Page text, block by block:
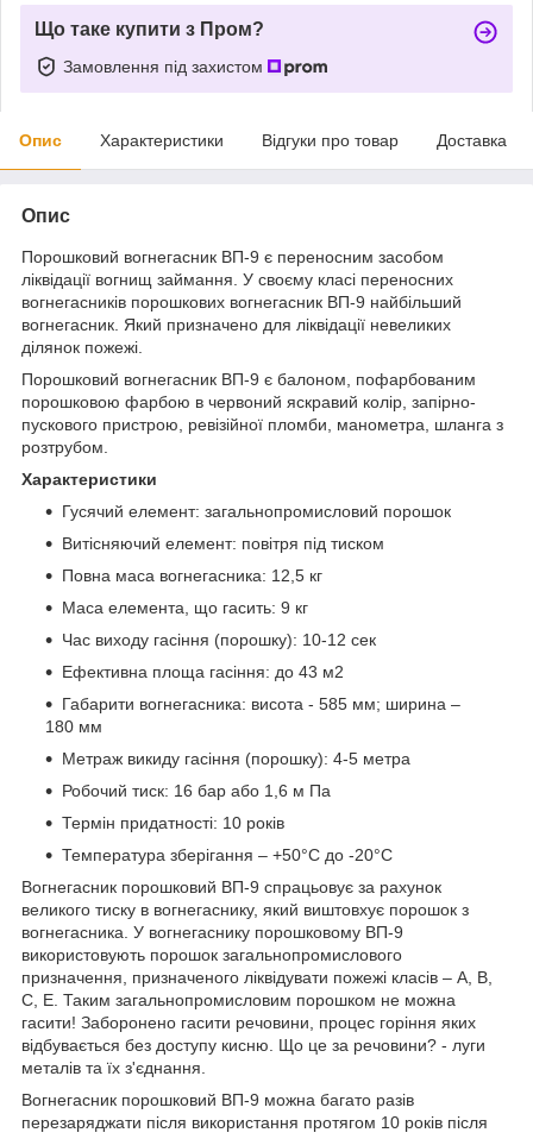
Що таке купити з Пром?
Замовлення під захистом
Опис Характеристики Відгуки про товар Доставка
Опис
Порошковий вогнегасник ВП-9 є переносним засобом
ліквідації вогнищ займання. У своєму класі переносних
вогнегасників порошкових вогнегасник ВП-9 найбільший
вогнегасник. Який призначено для ліквідації невеликих
ділянок пожежі.
Порошковий вогнегасник ВП-9 є балоном, пофарбованим
порошковою фарбою в червоний яскравий колір, запірно-
пускового пристрою, ревізійної пломби, манометра, шланга з
розтрубом.
Характеристики
Гусячий елемент: загальнопромисловий порошок
Витісняючий елемент: повітря під тиском
Повна маса вогнегасника: 12,5 кг
Маса елемента, що гасить: 9 кг
Час виходу гасіння (порошку): 10-12 сек
Ефективна площа гасіння: до 43 м2
Габарити вогнегасника: висота - 585 мм; ширина –
180 мм
Метраж викиду гасіння (порошку): 4-5 метра
Робочий тиск: 16 бар або 1,6 м Па
Термін придатності: 10 років
Температура зберігання – +50°C до -20°C
Вогнегасник порошковий ВП-9 спрацьовує за рахунок
великого тиску в вогнегаснику, який виштовхує порошок з
вогнегасника. У вогнегаснику порошковому ВП-9
використовують порошок загальнопромислового
призначення, призначеного ліквідувати пожежі класів – А, В,
С, Е. Таким загальнопромисловим порошком не можна
гасити! Заборонено гасити речовини, процес горіння яких
відбувається без доступу кисню. Що це за речовини? - луги
металів та їх з'єднання.
Вогнегасник порошковий ВП-9 можна багато разів
перезаряджати після використання протягом 10 років після